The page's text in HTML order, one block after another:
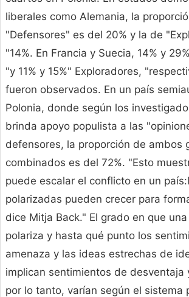
liberales como Alemania, la
"Defensores" es del 20% y la de
"14%. En Francia y Suecia, 14% y
"y 11% y 15%" Exploradores,
fueron observados. En un país
Polonia, donde según los
brinda apoyo populista a las
defensores, la proporción de ambos
combinados es del 72%. "Esto
puede escalar el conflicto en un
polarizadas pueden crecer para
dice Mitja Back." El grado en que
polariza y hasta qué punto los
amenaza y las ideas estrechas de
implican sentimientos de desventaja
por lo tanto, varían según el sistema